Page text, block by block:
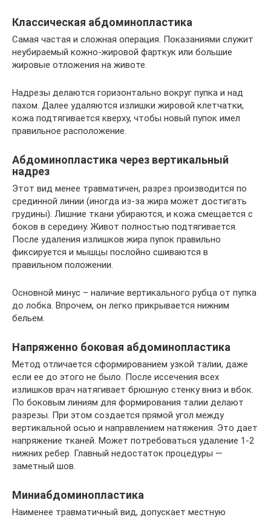
Классическая абдоминопластика
Самая частая и сложная операция. Показаниями служит
неубираемый кожно-жировой фарткук или большие
жировые отложения на животе.
Надрезы делаются горизонтально вокруг пупка и над
пахом. Далее удаляются излишки жировой клетчатки,
кожа подтягивается кверху, чтобы новый пупок имел
правильное расположение.
Абдоминопластика через вертикальный
надрез
Этот вид менее травматичен, разрез производится по
срединной линии (иногда из-за жира может достигать
грудины). Лишние ткани убираются, и кожа смещается с
боков в середину. Живот полностью подтягивается.
После удаления излишков жира пупок правильно
фиксируется и мышцы послойно сшиваются в
правильном положении.
Основной минус – наличие вертикального рубца от пупка
до лобка. Впрочем, он легко прикрывается нижним
бельем.
Напряженно боковая абдоминопластика
Метод отличается сформированием узкой талии, даже
если ее до этого не было. После иссечения всех
излишков врач натягивает брюшную стенку вниз и вбок.
По боковым линиям для формирования талии делают
разрезы. При этом создается прямой угол между
вертикальной осью и направлением натяжения. Это дает
напряжение тканей. Может потребоваться удаление 1-2
нижних ребер. Главный недостаток процедуры —
заметный шов.
Миниабдоминопластика
Наименее травматичный вид, допускает местную